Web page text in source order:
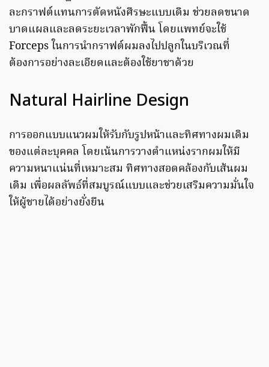
ละกราฟต์แทนการตัดหนังศีรษะแบบเดิม ช่วยลดขนาด
บาดแผลและลดระยะเวลาพักฟื้น โดยแพทย์จะใช้
Forceps ในการนำกราฟต์ผมลงไปปลูกในบริเวณที่
ต้องการอย่างละเอียดและต้องใช้ยาชาด้วย
Natural Hairline Design
การออกแบบแนวผมให้รับกับรูปหน้าและทิศทางผมเดิม
ของแต่ละบุคคล โดยเน้นการวางตำแหน่งรากผมให้มี
ความหนาแน่นที่เหมาะสม ทิศทางสอดคล้องกับเส้นผม
เดิม เพื่อผลลัพธ์ที่สมบูรณ์แบบและช่วยเสริมความมั่นใจ
ให้ผู้ชายได้อย่างยั่งยืน